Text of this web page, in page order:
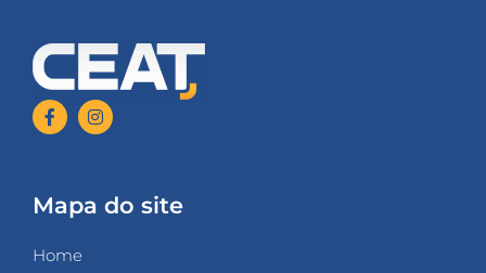
Mapa do site
Home